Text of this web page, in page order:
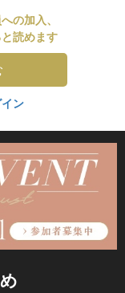
の加入、
読めます
ン